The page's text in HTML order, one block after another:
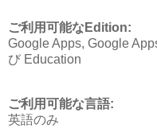
ご利用可能なEdition:
Google Apps, Google
び Education
ご利用可能な言語:
英語のみ